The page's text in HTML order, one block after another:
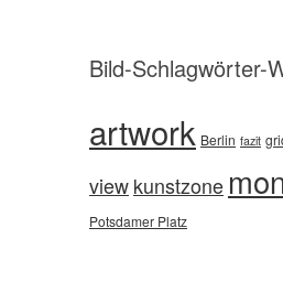
Bild-Schlagwörter-
artwork Berlin fazit
viewkunstzone
Potsdamer Platz